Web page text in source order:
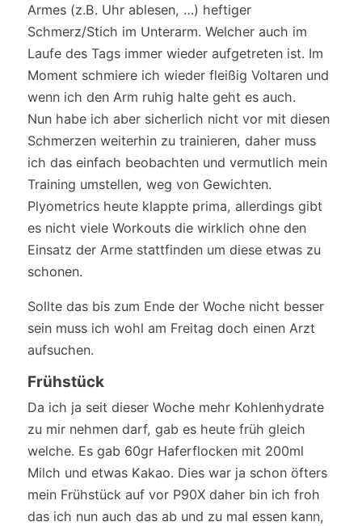
Armes (z.B. Uhr ablesen, …) heftiger
Schmerz/Stich im Unterarm. Welcher auch im
Laufe des Tags immer wieder aufgetreten ist. Im
Moment schmiere ich wieder fleißig Voltaren und
wenn ich den Arm ruhig halte geht es auch.
Nun habe ich aber sicherlich nicht vor mit diesen
Schmerzen weiterhin zu trainieren, daher muss
ich das einfach beobachten und vermutlich mein
Training umstellen, weg von Gewichten.
Plyometrics heute klappte prima, allerdings gibt
es nicht viele Workouts die wirklich ohne den
Einsatz der Arme stattfinden um diese etwas zu
schonen.
Sollte das bis zum Ende der Woche nicht besser
sein muss ich wohl am Freitag doch einen Arzt
aufsuchen.
Frühstück
Da ich ja seit dieser Woche mehr Kohlenhydrate
zu mir nehmen darf, gab es heute früh gleich
welche. Es gab 60gr Haferflocken mit 200ml
Milch und etwas Kakao. Dies war ja schon öfters
mein Frühstück auf vor P90X daher bin ich froh
das ich nun auch das ab und zu mal essen kann,